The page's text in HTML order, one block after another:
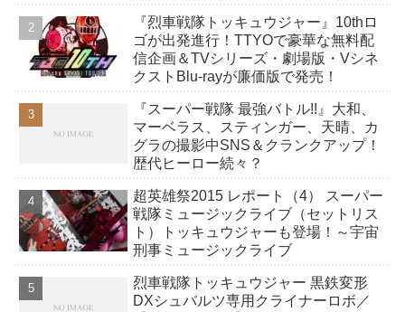
『烈車戦隊トッキュウジャー』10thロ
ゴが出発進行！TTYOで豪華な無料配
信企画＆TVシリーズ・劇場版・Vシネ
クストBlu-rayが廉価版で発売！
『スーパー戦隊 最強バトル!!』大和、
マーベラス、スティンガー、天晴、カ
グラの撮影中SNS＆クランクアップ！
歴代ヒーロー続々？
超英雄祭2015 レポート（4） スーパー
戦隊ミュージックライブ（セットリス
ト）トッキュウジャーも登場！～宇宙
刑事ミュージックライブ
烈車戦隊トッキュウジャー 黒鉄変形
DXシュバルツ専用クライナーロボ／